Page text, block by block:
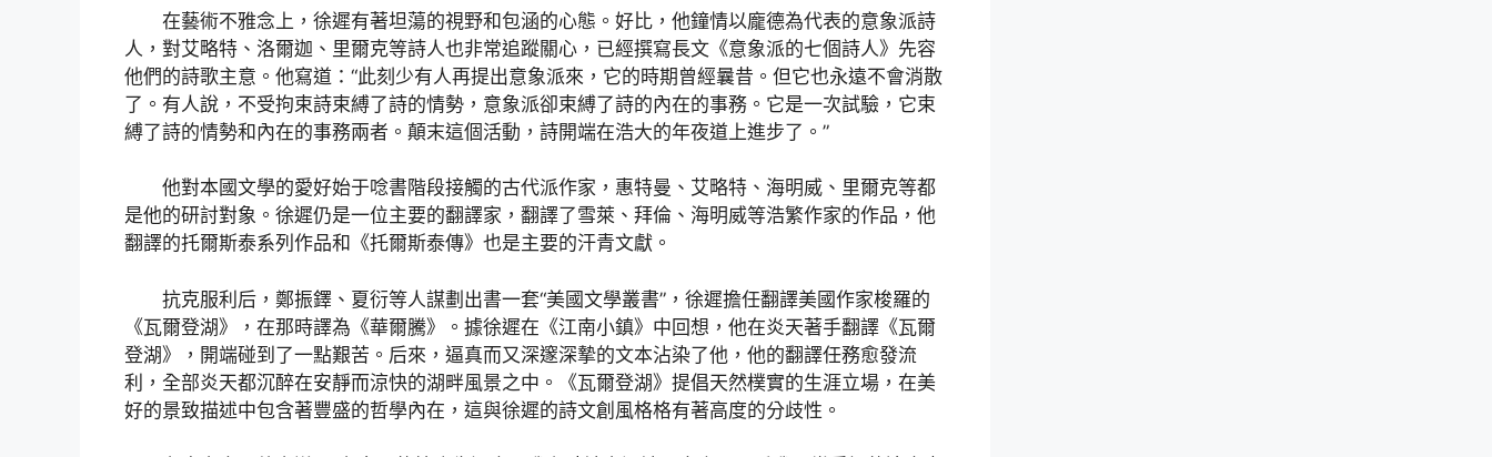
在藝術不雅念上，徐遲有著坦蕩的視野和包涵的心態。好比，他鐘情以龐德為代表的意象派詩
人，對艾略特、洛爾迦、里爾克等詩人也非常追蹤關心，已經撰寫長文《意象派的七個詩人》先容
他們的詩歌主意。他寫道：“此刻少有人再提出意象派來，它的時期曾經曩昔。但它也永遠不會消散
了。有人說，不受拘束詩束縛了詩的情勢，意象派卻束縛了詩的內在的事務。它是一次試驗，它束
縛了詩的情勢和內在的事務兩者。顛末這個活動，詩開端在浩大的年夜道上進步了。”
他對本國文學的愛好始于唸書階段接觸的古代派作家，惠特曼、艾略特、海明威、里爾克等都
是他的研討對象。徐遲仍是一位主要的翻譯家，翻譯了雪萊、拜倫、海明威等浩繁作家的作品，他
翻譯的托爾斯泰系列作品和《托爾斯泰傳》也是主要的汗青文獻。
抗克服利后，鄭振鐸、夏衍等人謀劃出書一套“美國文學叢書”，徐遲擔任翻譯美國作家梭羅的
《瓦爾登湖》，在那時譯為《華爾騰》。據徐遲在《江南小鎮》中回想，他在炎天著手翻譯《瓦爾
登湖》，開端碰到了一點艱苦。后來，逼真而又深邃深摯的文本沾染了他，他的翻譯任務愈發流
利，全部炎天都沉醉在安靜而涼快的湖畔風景之中。《瓦爾登湖》提倡天然樸實的生涯立場，在美
好的景致描述中包含著豐盛的哲學內在，這與徐遲的詩文創風格格有著高度的分歧性。